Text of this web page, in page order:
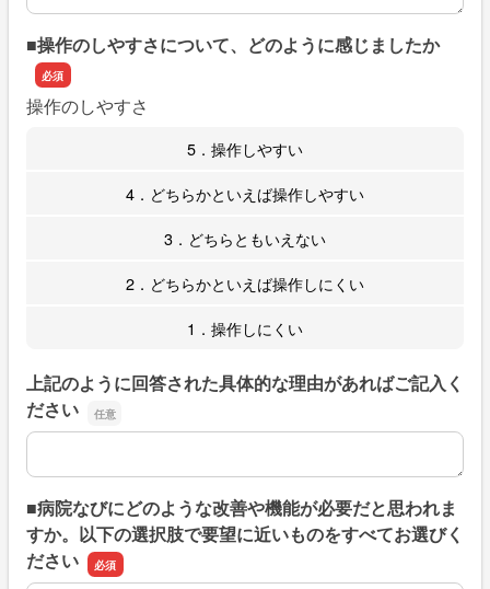
■操作のしやすさについて、どのように感じましたか
操作のしやすさ
5．操作しやすい
4．どちらかといえば操作しやすい
3．どちらともいえない
2．どちらかといえば操作しにくい
1．操作しにくい
上記のように回答された具体的な理由があればご記入く
ださい
上記のように回答された具体的な理由があればご記入くだ
■病院なびにどのような改善や機能が必要だと思われま
すか。以下の選択肢で要望に近いものをすべてお選びく
ださい